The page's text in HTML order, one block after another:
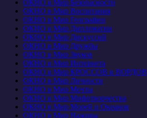
ОКНО в Мир Безопасности
ОКНО в Мир Воспитания
ОКНО в Мир Географии
ОКНО в Мир Дипломатии
ОКНО в Мир Дискуссий
ОКНО в Мир Дружбы
ОКНО в Мир Звуков
ОКНО в Мир Интернета
ОКНО в Мир КРОССОВ и ВОРДОВ
ОКНО в Мир Личности
ОКНО в Мир Мечты
ОКНО в Мир Мифотворчества
ОКНО в Мир Морей и Океанов
ОКНО в Мир Наживы